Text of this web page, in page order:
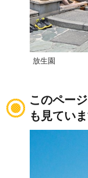
放生園
このペー
も見てい